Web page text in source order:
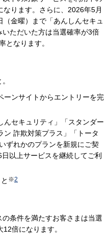
ります。さらに、2026年5月
金曜）まで「あんしんセキュ
ただいた方は当選確率が3倍
となります。
ーンサイトからエントリーを完
んセキュリティ」「スタンダー
ン 詐欺対策プラス」「トータ
ずれかのプランを新規にご契
以上サービスを継続してご利
※2
条件を満たすお客さまは当選
倍になります。